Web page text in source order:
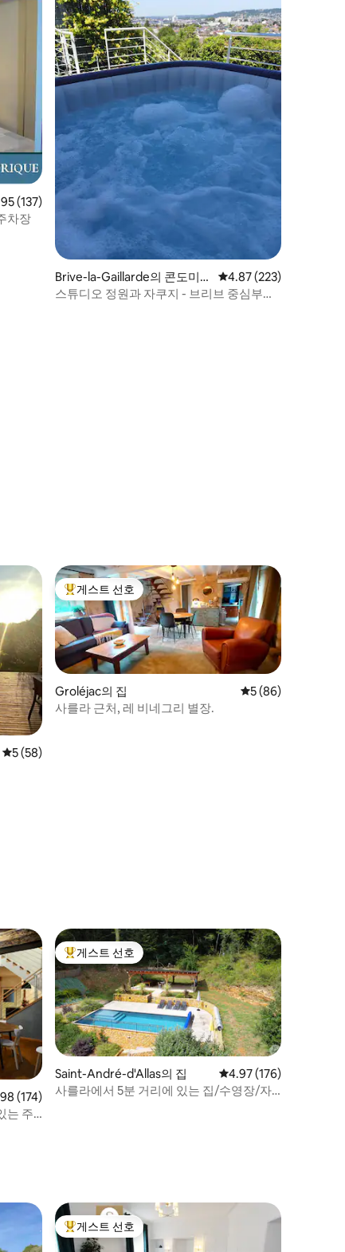
4.95점(5점 만점), 후기 137개
(137)
주차장
Brive-la-Gaillarde의 콘도미니
엄
평점 4.87점(5점 만점),
4.87 (223)
스튜디오 정원과 자쿠지 - 브리브 중심부에
평점 5점(5점 만점), 후기 58개
5 (58)
상위 게스트 선호
게스트 선호
Groléjac의 집 평점 5점(5점 만점),
5 (86)
사를라 근처, 레 비네그리 별장.
4.98점(5점 만점), 후기 174개
(174)
는 주
상위 게스트 선호
게스트 선호
Saint-André-d'Allas의 집 평점 4.97점(5점 만점),
4.97 (176)
사를라에서 5분 거리에 있는 집/수영장/자
상위 게스트 선호
게스트 선호